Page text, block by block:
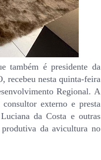
também é presidente da
recebeu nesta quinta-feira
Regional. A
externo e presta
da Costa e outras
da avicultura no